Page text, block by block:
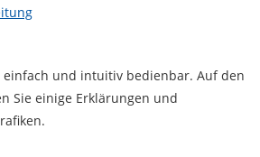
einfach und intuitiv bedienbar. Auf den
Sie einige Erklärungen und